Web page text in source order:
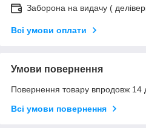
Заборона на видачу (
Всі умови оплати
Умови повернення
Повернення товару впродовж 14
Всі умови повернення